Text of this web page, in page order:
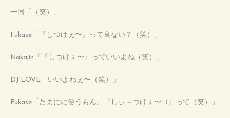
一同「（笑）」
Fukase「『しつけぇ〜』って良ない？（笑）」
Nakajin「『しつけぇ〜』っていいよね（笑）」
DJ LOVE「いいよねぇ〜（笑）」
Fukase「たまにに使うもん。『しぃ～つけぇ〜↑↑』って（笑）」